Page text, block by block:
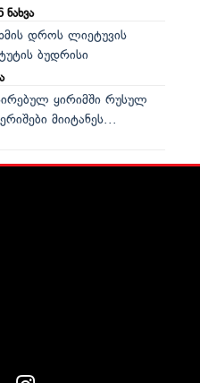
ნახვა
დროს ლიეტუვის
ბუდრისი
ყირიმში რუსულ
მიიტანეს...